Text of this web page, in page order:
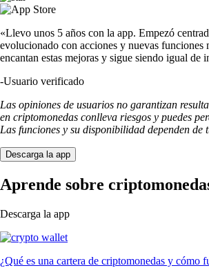
«Llevo unos 5 años con la app. Empezó
evolucionado con acciones y nuevas funciones
encantan estas mejoras y sigue siendo igual de
-Usuario verificado
Las opiniones de usuarios no garantizan
en criptomonedas conlleva riesgos y puedes
Las funciones y su disponibilidad dependen de
Descarga la app
Aprende sobre
Descarga la app
¿Qué es una cartera de criptomonedas y cómo